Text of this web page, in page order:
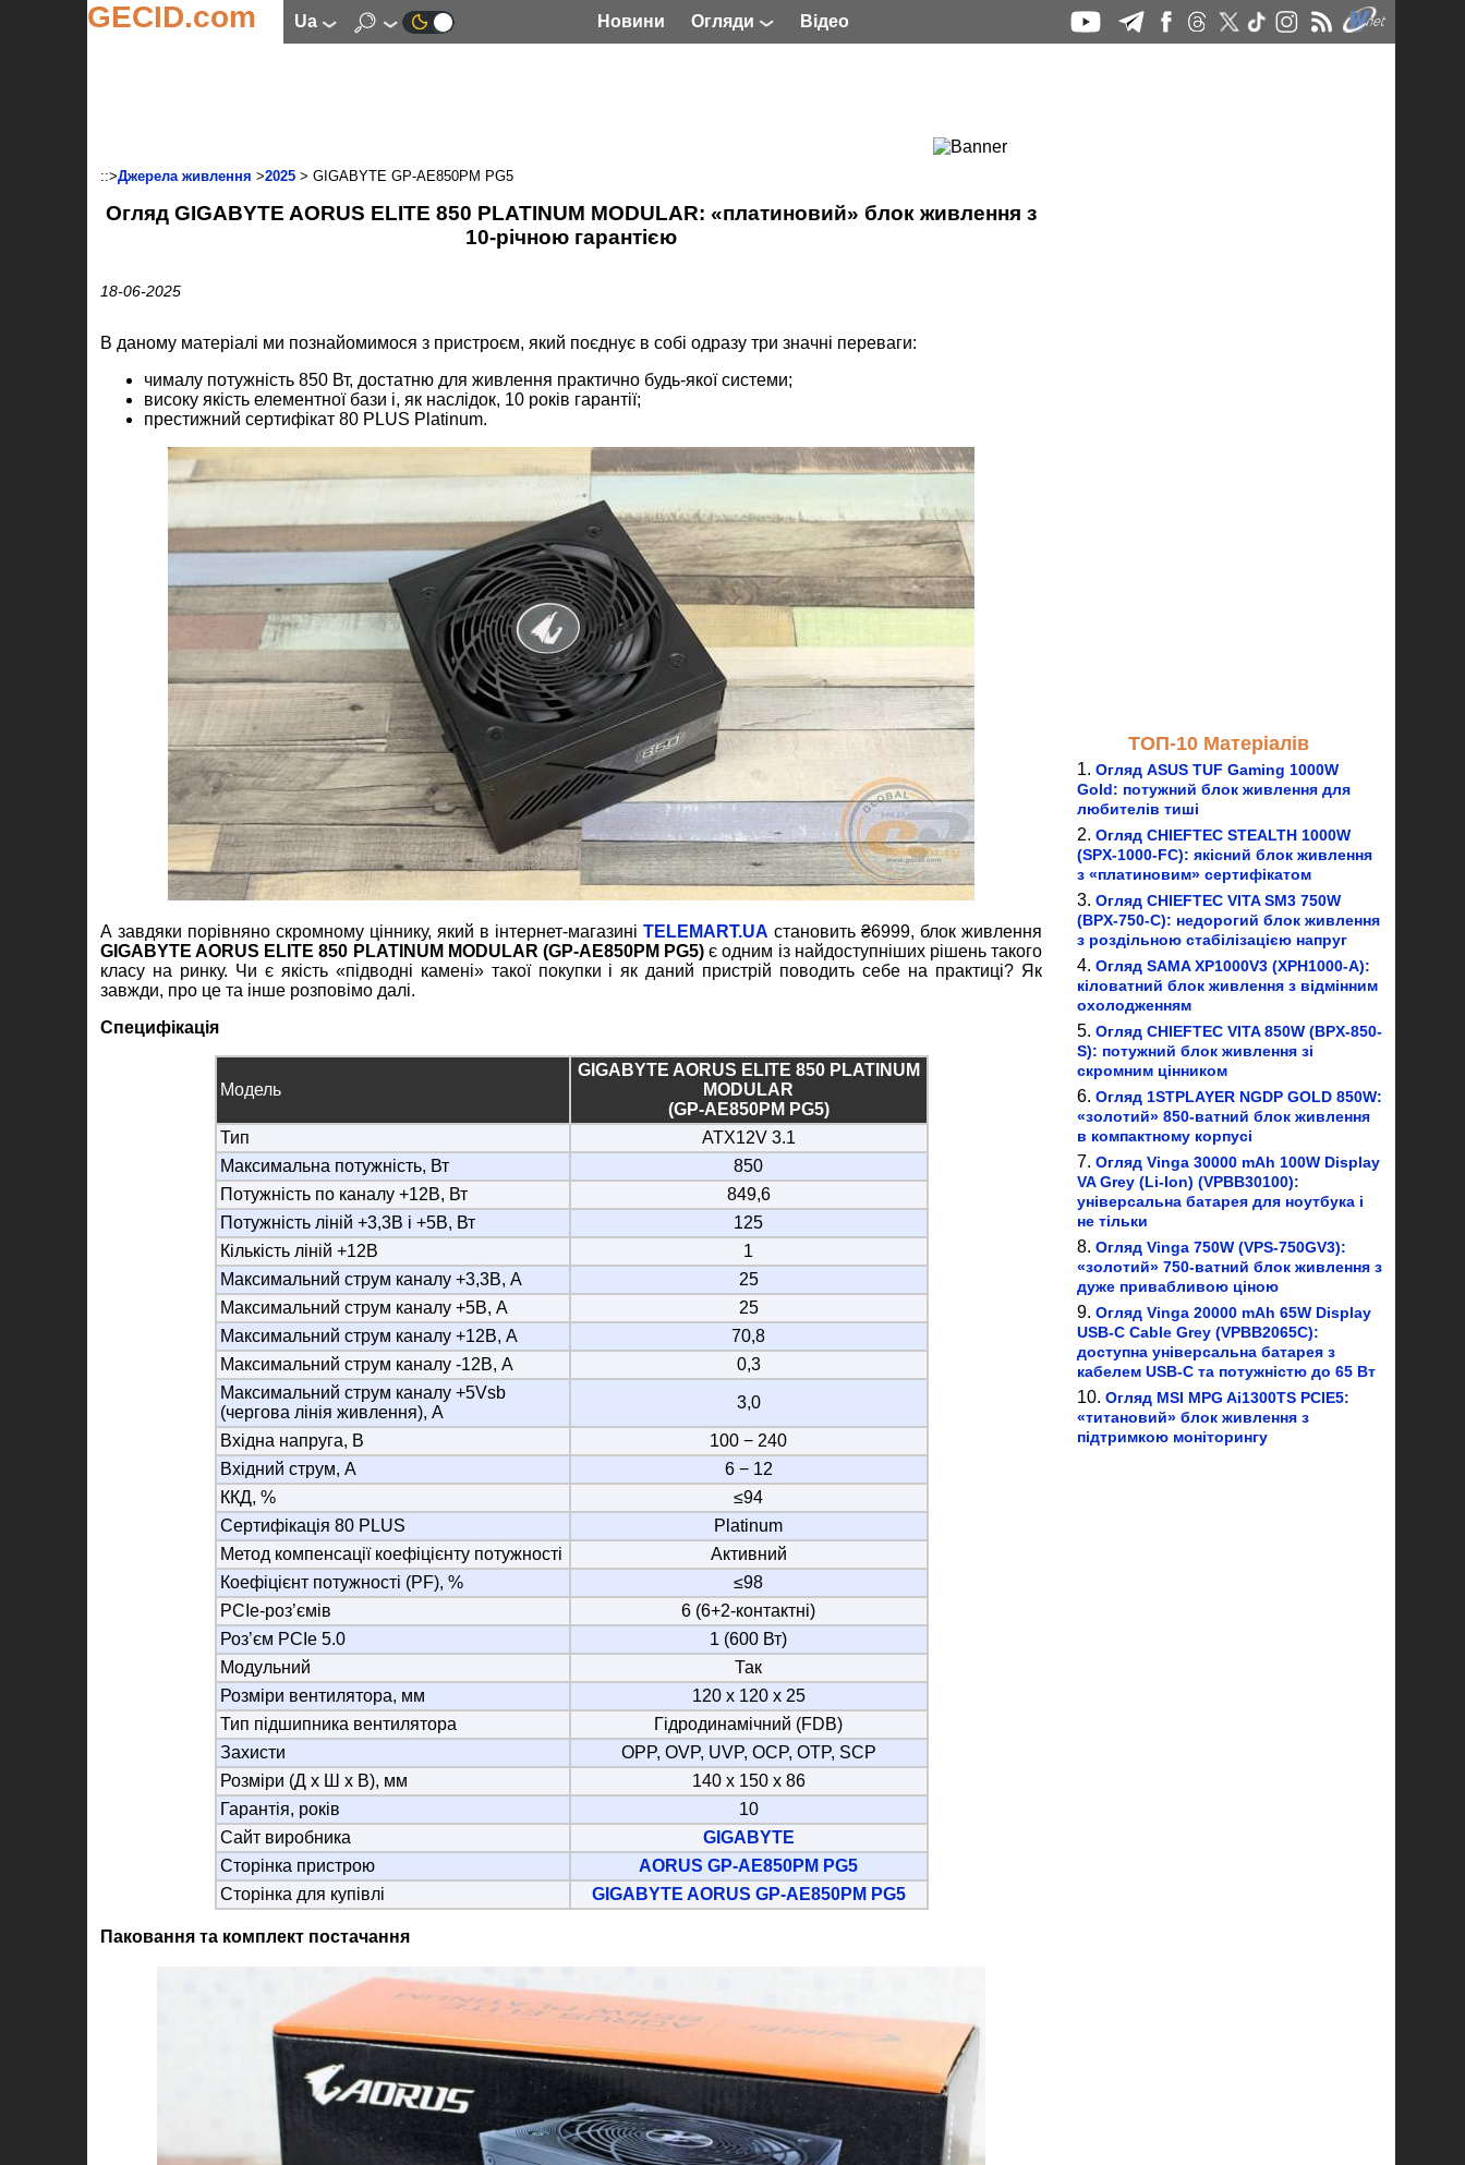
GECID.com ua Новини Огляди Відео
::>Джерела живлення >2025 > GIGABYTE GP-AE850PM PG5
Огляд GIGABYTE AORUS ELITE 850 PLATINUM MODULAR: «платиновий» блок живлення з
10-річною гарантією
18-06-2025
В даному матеріалі ми познайомимося з пристроєм, який поєднує в собі одразу три значні переваги:
чималу потужність 850 Вт, достатню для живлення практично будь-якої системи;
високу якість елементної бази і, як наслідок, 10 років гарантії;
престижний сертифікат 80 PLUS Platinum.
А завдяки порівняно скромному ціннику, який в інтернет-магазині TELEMART.UA становить ₴6999, блок живлення
GIGABYTE AORUS ELITE 850 PLATINUM MODULAR (GP-AE850PM PG5)є одним із найдоступніших рішень такого
класу на ринку. Чи є якість «підводні камені» такої покупки і як даний пристрій поводить себе на практиці? Як
завжди, про це та інше розповімо далі.
Специфікація
Модель
GIGABYTE AORUS ELITE 850 PLATINUM
MODULAR
(GP-AE850PM PG5)
Тип
ATX12V 3.1
Максимальна потужність, Вт
850
Потужність по каналу +12В, Вт
849,6
Потужність ліній +3,3В і +5В, Вт
125
Кількість ліній +12В
1
Максимальний струм каналу +3,3В, А
25
Максимальний струм каналу +5В, А
25
Максимальний струм каналу +12В, А
70,8
Максимальний струм каналу -12В, А
0,3
Максимальний струм каналу +5Vsb
(чергова лінія живлення), А
3,0
Вхідна напруга, В
100 − 240
Вхідний струм, А
6 − 12
ККД, %
≤94
Сертифікація 80 PLUS
Platinum
Метод компенсації коефіцієнту потужності
Активний
Коефіцієнт потужності (PF), %
≤98
PCIe-роз’ємів
6 (6+2-контактні)
Роз’єм PCIe 5.0
1 (600 Вт)
Модульний
Так
Розміри вентилятора, мм
120 х 120 х 25
Тип підшипника вентилятора
Гідродинамічний (FDB)
Захисти
OPP, OVP, UVP, OCP, OTP, SCP
Розміри (Д х Ш х В), мм
140 х 150 х 86
Гарантія, років
10
Сайт виробника
GIGABYTE
Сторінка пристрою
AORUS GP-AE850PM PG5
Сторінка для купівлі
GIGABYTE AORUS GP-AE850PM PG5
Паковання та комплект постачання
ТОП-10 Матеріалів
Огляд ASUS TUF Gaming 1000W
Gold: потужний блок живлення для
любителів тиші
Огляд CHIEFTEC STEALTH 1000W
(SPX-1000-FC): якісний блок живлення
з «платиновим» сертифікатом
Огляд CHIEFTEC VITA SM3 750W
(BPX-750-C): недорогий блок живлення
з роздільною стабілізацією напруг
Огляд SAMA XP1000V3 (XPH1000-A):
кіловатний блок живлення з відмінним
охолодженням
Огляд CHIEFTEC VITA 850W (BPX-850-
S): потужний блок живлення зі
скромним цінником
Огляд 1STPLAYER NGDP GOLD 850W:
«золотий» 850-ватний блок живлення
в компактному корпусі
Огляд Vinga 30000 mAh 100W Display
VA Grey (Li-Ion) (VPBB30100):
універсальна батарея для ноутбука і
не тільки
Огляд Vinga 750W (VPS-750GV3):
«золотий» 750-ватний блок живлення з
дуже привабливою ціною
Огляд Vinga 20000 mAh 65W Display
USB-C Cable Grey (VPBB2065C):
доступна універсальна батарея з
кабелем USB-C та потужністю до 65 Вт
Огляд MSI MPG Ai1300TS PCIE5:
«титановий» блок живлення з
підтримкою моніторингу